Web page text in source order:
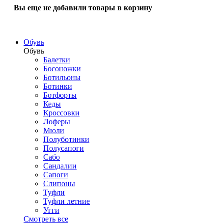
Вы еще не добавили товары в корзину
Обувь
Обувь
Балетки
Босоножки
Ботильоны
Ботинки
Ботфорты
Кеды
Кроссовки
Лоферы
Мюли
Полуботинки
Полусапоги
Сабо
Сандалии
Сапоги
Слипоны
Туфли
Туфли летние
Угги
Смотреть все